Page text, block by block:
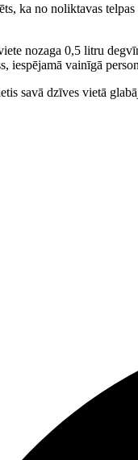
ka no noliktavas
nozaga 0,5 litru
iespējamā vainīgā
savā dzīves vietā